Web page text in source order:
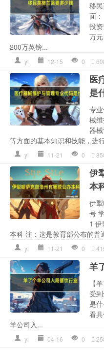
移
面
投
万
200万英镑...
yl 12-15 0
医
是
专
械
器
等方面的基本知识和技能，进
yl 11-21 0
伊
本
伊
号
1
本科 注：这是教育部公布的普
yl 11-21 0
羊
【
受
是
看
羊公司入...
yl 04-16 0